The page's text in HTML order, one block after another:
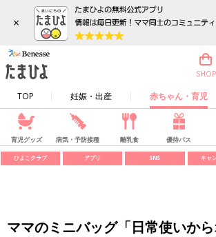
×
TOP 妊娠・出産 赤ちゃん・育児
SHOP
育児グッズ 病気・予防接種 離乳食 優待パス
ひよこクラブ アプリ SNS キャ
ママのミニバッグ「日常使いか